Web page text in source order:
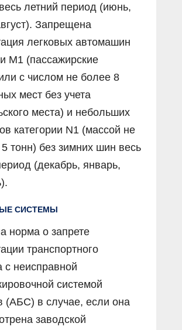
летний период (июнь,
Запрещена
легковых автомашин
M1 (пассажирские
с числом не более 8
мест без учета
места) и небольших
категории N1 (массой не
тонн) без зимних шин весь
(декабрь, январь,
СИСТЕМЫ
норма о запрете
транспортного
с неисправной
системой
(АБС) в случае, если она
заводской